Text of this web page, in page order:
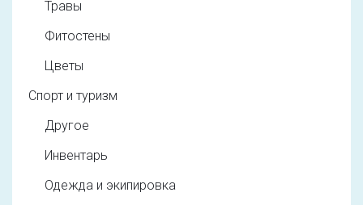
Травы
Фитостены
Цветы
Спорт и туризм
Другое
Инвентарь
Одежда и экипировка